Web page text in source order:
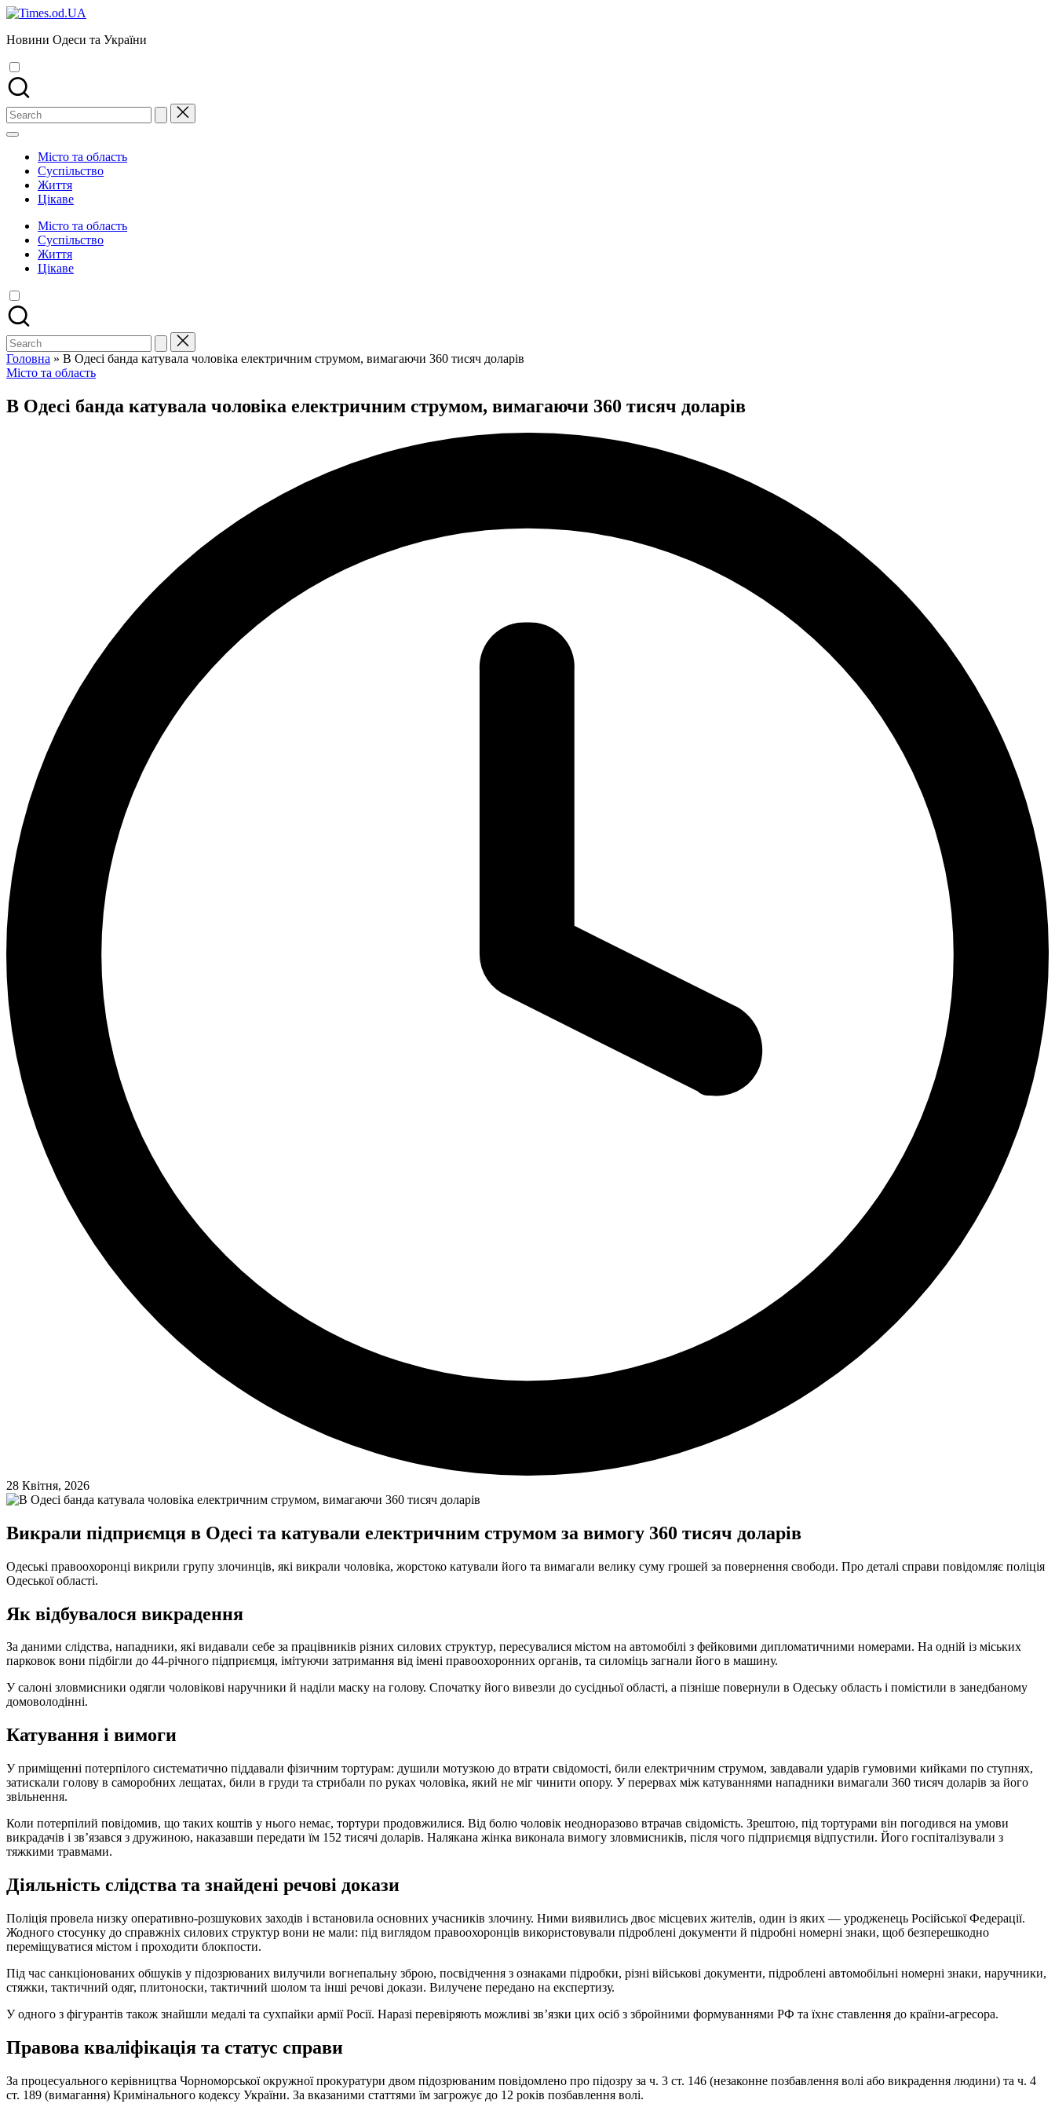
Skip
content
Новини Одеси та України
Search
for:
Місто та область
Суспільство
Життя
Цікаве
Місто та область
Суспільство
Життя
Цікаве
Search
for:
Головна » В Одесі банда катувала чоловіка електричним струмом, вимагаючи 360 тисяч доларів
Posted
Місто та область
В Одесі банда катувала чоловіка електричним струмом, вимагаючи 360 тисяч доларів
28 Квітня, 2026
Викрали підприємця в Одесі та катували електричним струмом за вимогу 360 тисяч доларів
Одеські правоохоронці викрили групу злочинців, які викрали чоловіка, жорстоко катували його та вимагали велику суму грошей за повернення свободи. Про деталі справи повідомляє поліція
Одеської області.
Як відбувалося викрадення
За даними слідства, нападники, які видавали себе за працівників різних силових структур, пересувалися містом на автомобілі з фейковими дипломатичними номерами. На одній із міських
парковок вони підбігли до 44-річного підприємця, імітуючи затримання від імені правоохоронних органів, та силоміць загнали його в машину.
У салоні зловмисники одягли чоловікові наручники й наділи маску на голову. Спочатку його вивезли до сусідньої області, а пізніше повернули в Одеську область і помістили в занедбаному
домоволодінні.
Катування і вимоги
У приміщенні потерпілого систематично піддавали фізичним тортурам: душили мотузкою до втрати свідомості, били електричним струмом, завдавали ударів гумовими кийками по ступнях,
затискали голову в саморобних лещатах, били в груди та стрибали по руках чоловіка, який не міг чинити опору. У перервах між катуваннями нападники вимагали 360 тисяч доларів за його
звільнення.
Коли потерпілий повідомив, що таких коштів у нього немає, тортури продовжилися. Від болю чоловік неодноразово втрачав свідомість. Зрештою, під тортурами він погодився на умови
викрадачів і зв’язався з дружиною, наказавши передати їм 152 тисячі доларів. Налякана жінка виконала вимогу зловмисників, після чого підприємця відпустили. Його госпіталізували з
тяжкими травмами.
Діяльність слідства та знайдені речові докази
Поліція провела низку оперативно-розшукових заходів і встановила основних учасників злочину. Ними виявились двоє місцевих жителів, один із яких — уродженець Російської Федерації.
Жодного стосунку до справжніх силових структур вони не мали: під виглядом правоохоронців використовували підроблені документи й підробні номерні знаки, щоб безперешкодно
переміщуватися містом і проходити блокпости.
Під час санкціонованих обшуків у підозрюваних вилучили вогнепальну зброю, посвідчення з ознаками підробки, різні військові документи, підроблені автомобільні номерні знаки, наручники,
стяжки, тактичний одяг, плитоноски, тактичний шолом та інші речові докази. Вилучене передано на експертизу.
У одного з фігурантів також знайшли медалі та сухпайки армії Росії. Наразі перевіряють можливі зв’язки цих осіб з збройними формуваннями РФ та їхнє ставлення до країни-агресора.
Правова кваліфікація та статус справи
За процесуального керівництва Чорноморської окружної прокуратури двом підозрюваним повідомлено про підозру за ч. 3 ст. 146 (незаконне позбавлення волі або викрадення людини) та ч. 4
ст. 189 (вимагання) Кримінального кодексу України. За вказаними статтями їм загрожує до 12 років позбавлення волі.